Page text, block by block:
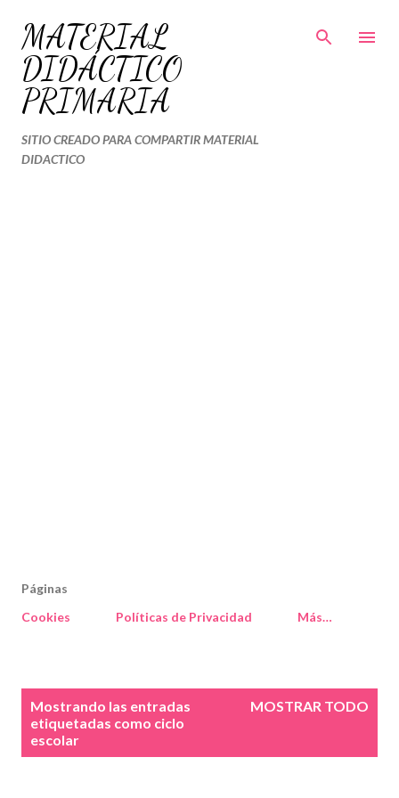
Ir al contenido principal
MATERIAL
DIDÁCTICO
PRIMARIA
SITIO CREADO PARA COMPARTIR MATERIAL
DIDACTICO
Páginas
Cookies
Políticas de Privacidad Más…
Mostrando las entradas
etiquetadas como ciclo
escolar
MOSTRAR TODO